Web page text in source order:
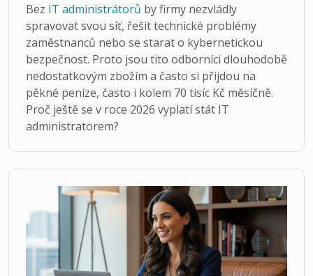
Bez IT administrátorů by firmy nezvládly
spravovat svou síť, řešit technické problémy
zaměstnanců nebo se starat o kybernetickou
bezpečnost. Proto jsou tito odborníci dlouhodobě
nedostatkovým zbožím a často si přijdou na
pěkné peníze, často i kolem 70 tisíc Kč měsíčně.
Proč ještě se v roce 2026 vyplatí stát IT
administratorem?